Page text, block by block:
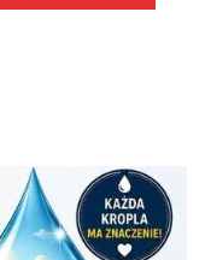
pojawić się na
Firmy te działają
nasze treści w
mediów